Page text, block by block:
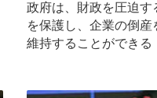
政府は、財政を圧迫
を保護し、企業の倒
維持することができる